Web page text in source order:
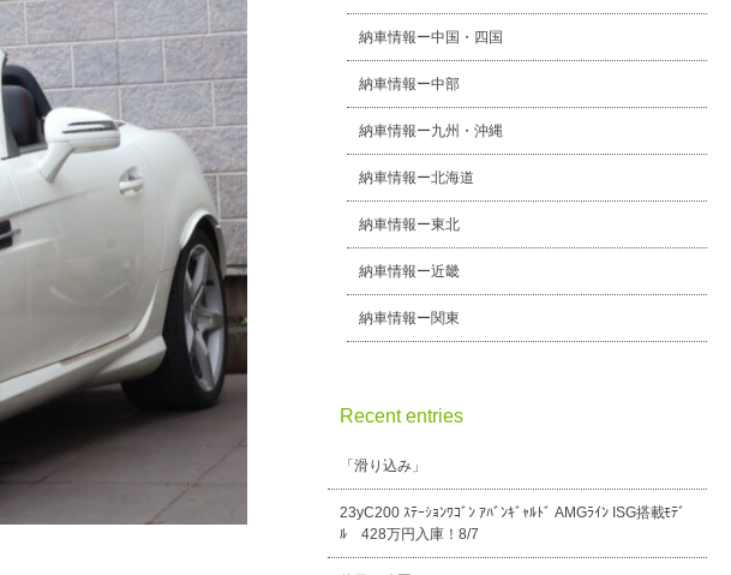
納車情報ー中国・四国
納車情報ー中部
納車情報ー九州・沖縄
納車情報ー北海道
納車情報ー東北
納車情報ー近畿
納車情報ー関東
Recent entries
「滑り込み」
23yC200 ｽﾃｰｼｮﾝﾜｺﾞﾝ ｱﾊﾞﾝｷﾞｬﾙﾄﾞ AMGﾗｲﾝ ISG搭載ﾓﾃﾞ
ﾙ 428万円入庫！8/7